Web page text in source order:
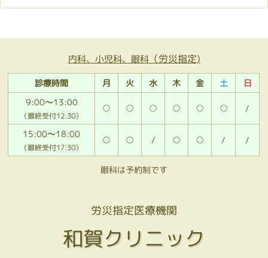
内科、小児科、眼科（労災指定)
診療時間 月 火 水 木 金 土
日
9:00〜13:00
（最終受付12:30）
○ ○ ○ ○ ○ ○ /
15:00〜18:00
（最終受付17:30）
○ ○ / ○ ○ / /
眼科は予約制です
労災指定医療機関
和賀クリニック